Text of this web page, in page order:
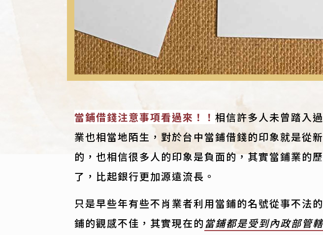
當鋪借錢注意事項看過來！！相信許多人未曾踏入
業也相當地陌生，對於台中當鋪借錢的印象就是從
的，也相信很多人的印象是負面的，其實當鋪業的
了，比起銀行更加源遠流長。
只是早些年有些不肖業者利用當鋪的名號從事不法
鋪的觀感不佳，其實現在的 當鋪都是受到內政部管